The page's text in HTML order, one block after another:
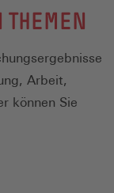
Arbeit,
können Sie